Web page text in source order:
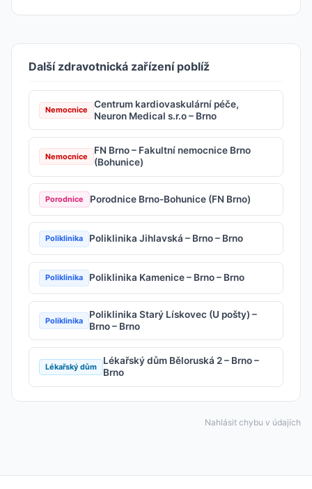
Další zdravotnická zařízení poblíž
Nemocnice
Centrum kardiovaskulární péče,
Neuron Medical s.r.o – Brno
Nemocnice
FN Brno – Fakultní nemocnice Brno
(Bohunice)
Porodnice Porodnice Brno-Bohunice (FN Brno)
Poliklinika Poliklinika Jihlavská – Brno – Brno
Poliklinika Poliklinika Kamenice – Brno – Brno
Poliklinika
Poliklinika Starý Lískovec (U pošty) –
Brno – Brno
Lékařský dům
Lékařský dům Běloruská 2 – Brno –
Brno
Nahlásit chybu v údajích